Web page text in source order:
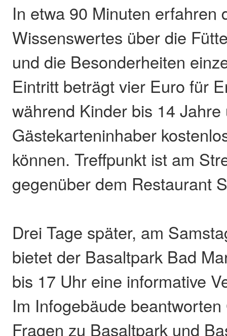
In etwa 90 Minuten erfahren
Wissenswertes über die
und die Besonderheiten
Eintritt beträgt vier Euro für
während Kinder bis 14 Jahre
Gästekarteninhaber
können. Treffpunkt ist am
gegenüber dem Restaurant
Drei Tage später, am
bietet der Basaltpark Bad
bis 17 Uhr eine informative
Im Infogebäude
Fragen zu Basaltpark und